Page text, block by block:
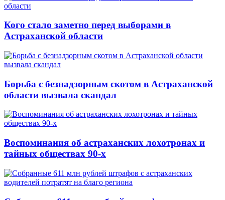
Кого стало заметно перед выборами в
Астраханской области
Борьба с безнадзорным скотом в Астраханской
области вызвала скандал
Воспоминания об астраханских лохотронах и
тайных обществах 90-х